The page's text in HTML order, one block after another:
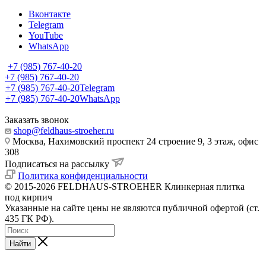
Вконтакте
Telegram
YouTube
WhatsApp
+7 (985) 767-40-20
+7 (985) 767-40-20
+7 (985) 767-40-20Telegram
+7 (985) 767-40-20WhatsApp
Заказать звонок
shop@feldhaus-stroeher.ru
Москва, Нахимовский проспект 24 строение 9, 3 этаж, офис
308
Подписаться на рассылку
Политика конфиденциальности
© 2015-2026 FELDHAUS-STROEHER Клинкерная плитка
под кирпич
Указанные на сайте цены не являются публичной офертой (ст.
435 ГК РФ).
Найти